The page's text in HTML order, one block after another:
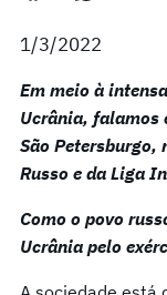
1/3/2022
Em meio à
Ucrânia, falamos
São
Russo e da Liga
Como o povo
Ucrânia pelo